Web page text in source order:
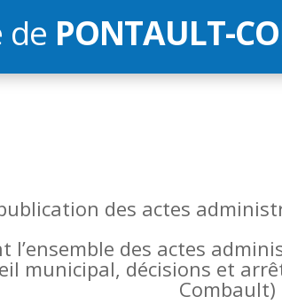
de PONTAULT-
des actes
l’ensemble des actes
municipal, décisions et
Combault)